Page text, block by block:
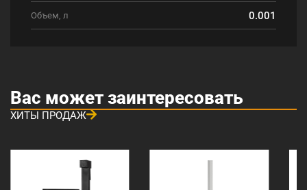
Объем, л 0.001
Вас может заинтересовать
ХИТЫ ПРОДАЖ